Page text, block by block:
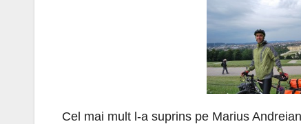
Cel mai mult l-a suprins pe Marius